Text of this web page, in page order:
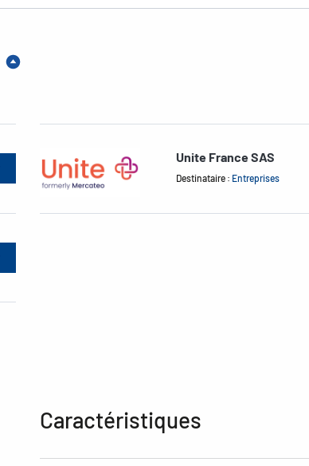
Unite France SAS
Destinataire : Entreprises
Caractéristiques